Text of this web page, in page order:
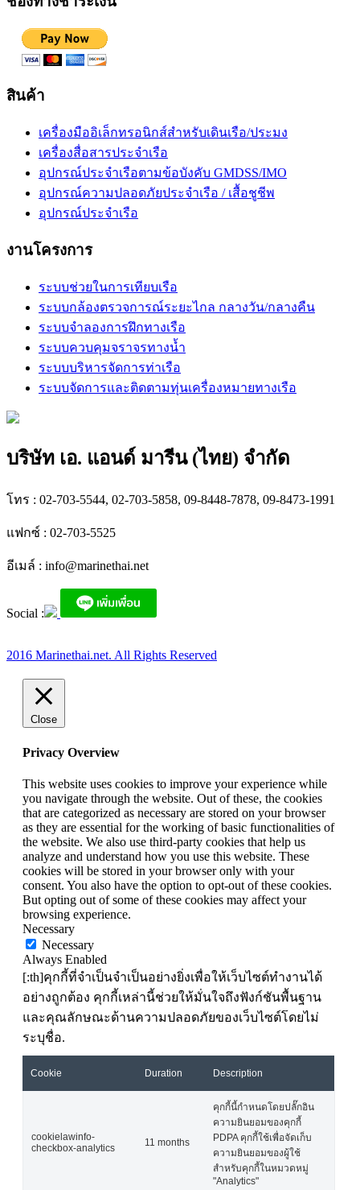
สินค้า
เครื่องมืออิเล็กทรอนิกส์สำหรับเดินเรือ/ประมง
เครื่องสื่อสารประจำเรือ
อุปกรณ์ประจำเรือตามข้อบังคับ GMDSS/IMO
อุปกรณ์ความปลอดภัยประจำเรือ / เสื้อชูชีพ
อุปกรณ์ประจำเรือ
งานโครงการ
ระบบช่วยในการเทียบเรือ
ระบบกล้องตรวจการณ์ระยะไกล กลางวัน/กลางคืน
ระบบจำลองการฝึกทางเรือ
ระบบควบคุมจราจรทางน้ำ
ระบบบริหารจัดการท่าเรือ
ระบบจัดการและติดตามทุ่นเครื่องหมายทางเรือ
บริษัท เอ. แอนด์ มารีน (ไทย) จำกัด
โทร : 02-703-5544, 02-703-5858, 09-8448-7878, 09-8473-1991
แฟกซ์ : 02-703-5525
อีเมล์ : info@marinethai.net
Social :
2016 Marinethai.net. All Rights Reserved
Close
Privacy Overview
This website uses cookies to improve your experience while
you navigate through the website. Out of these, the cookies
that are categorized as necessary are stored on your browser
as they are essential for the working of basic functionalities of
the website. We also use third-party cookies that help us
analyze and understand how you use this website. These
cookies will be stored in your browser only with your
consent. You also have the option to opt-out of these cookies.
But opting out of some of these cookies may affect your
browsing experience.
Necessary
Necessary
Always Enabled
[:th]คุกกี้ที่จำเป็นจำเป็นอย่างยิ่งเพื่อให้เว็บไซต์ทำงานได้
อย่างถูกต้อง คุกกี้เหล่านี้ช่วยให้มั่นใจถึงฟังก์ชันพื้นฐาน
และคุณลักษณะด้านความปลอดภัยของเว็บไซต์โดยไม่
ระบุชื่อ.
Cookie Duration Description
cookielawinfo-
checkbox-analytics
11 months
คุกกี้นี้กำหนดโดยปลั๊กอิน
ความยินยอมของคุกกี้
PDPA คุกกี้ใช้เพื่อจัดเก็บ
ความยินยอมของผู้ใช้
สำหรับคุกกี้ในหมวดหมู่
"Analytics"